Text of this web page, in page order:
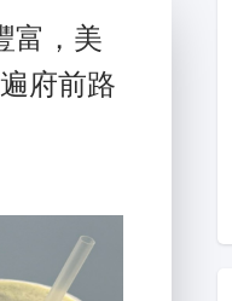
富，美
府前路